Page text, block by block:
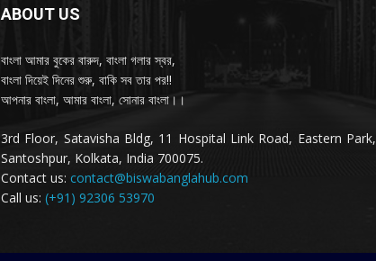
ABOUT US
বাংলা আমার বুকের বারুদ, বাংলা গলার স্বর,
বাংলা দিয়েই দিনের শুরু, বাকি সব তার পর!!
আপনার বাংলা, আমার বাংলা, সোনার বাংলা।।
3rd Floor, Satavisha Bldg, 11 Hospital Link Road, Eastern Park,
Santoshpur, Kolkata, India 700075.
Contact us: contact@biswabanglahub.com
Call us: (+91) 92306 53970